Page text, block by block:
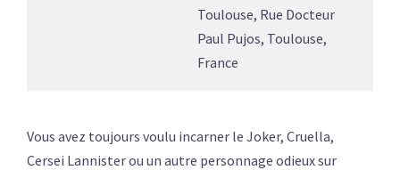
Toulouse, Rue Docteur
Paul Pujos, Toulouse,
France
Vous avez toujours voulu incarner le Joker, Cruella,
Cersei Lannister ou un autre personnage odieux sur